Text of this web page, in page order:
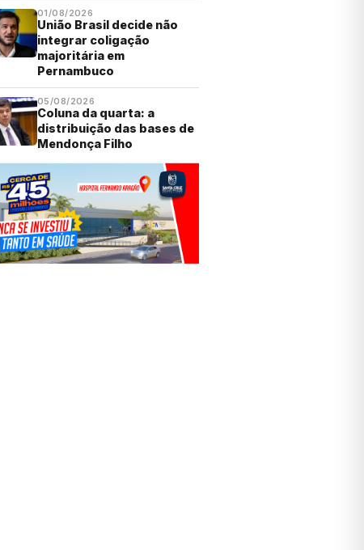
01/08/2026
União Brasil decide não
integrar coligação
majoritária em
Pernambuco
05/08/2026
Coluna da quarta: a
distribuição das bases de
Mendonça Filho